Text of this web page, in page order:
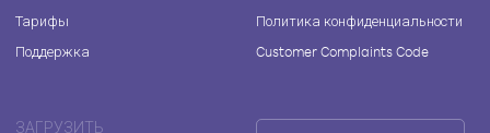
Тарифы
Поддержка
Политика конфиденциальности
Customer Complaints Code
ЗАГРУЗИТЬ